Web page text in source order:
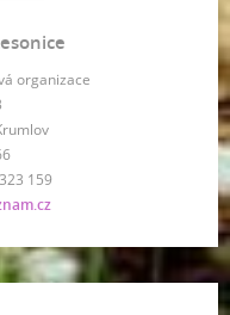
organizace
159